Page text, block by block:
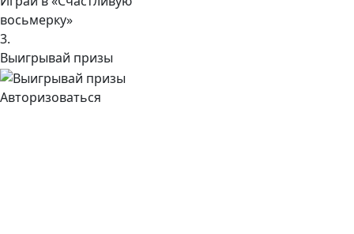
восьмерку»
3.
Выигрывай призы
Авторизоваться